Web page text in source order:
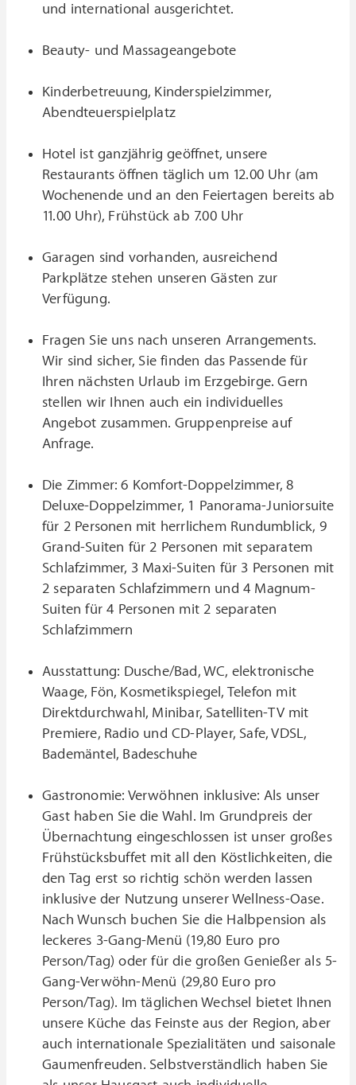
und international ausgerichtet.
Beauty- und Massageangebote
Kinderbetreuung, Kinderspielzimmer,
Abendteuerspielplatz
Hotel ist ganzjährig geöffnet, unsere
Restaurants öffnen täglich um 12.00 Uhr (am
Wochenende und an den Feiertagen bereits ab
11.00 Uhr), Frühstück ab 7.00 Uhr
Garagen sind vorhanden, ausreichend
Parkplätze stehen unseren Gästen zur
Verfügung.
Fragen Sie uns nach unseren Arrangements.
Wir sind sicher, Sie finden das Passende für
Ihren nächsten Urlaub im Erzgebirge. Gern
stellen wir Ihnen auch ein individuelles
Angebot zusammen. Gruppenpreise auf
Anfrage.
Die Zimmer: 6 Komfort-Doppelzimmer, 8
Deluxe-Doppelzimmer, 1 Panorama-Juniorsuite
für 2 Personen mit herrlichem Rundumblick, 9
Grand-Suiten für 2 Personen mit separatem
Schlafzimmer, 3 Maxi-Suiten für 3 Personen mit
2 separaten Schlafzimmern und 4 Magnum-
Suiten für 4 Personen mit 2 separaten
Schlafzimmern
Ausstattung: Dusche/Bad, WC, elektronische
Waage, Fön, Kosmetikspiegel, Telefon mit
Direktdurchwahl, Minibar, Satelliten-TV mit
Premiere, Radio und CD-Player, Safe, VDSL,
Bademäntel, Badeschuhe
Gastronomie: Verwöhnen inklusive: Als unser
Gast haben Sie die Wahl. Im Grundpreis der
Übernachtung eingeschlossen ist unser großes
Frühstücksbuffet mit all den Köstlichkeiten, die
den Tag erst so richtig schön werden lassen
inklusive der Nutzung unserer Wellness-Oase.
Nach Wunsch buchen Sie die Halbpension als
leckeres 3-Gang-Menü (19,80 Euro pro
Person/Tag) oder für die großen Genießer als 5-
Gang-Verwöhn-Menü (29,80 Euro pro
Person/Tag). Im täglichen Wechsel bietet Ihnen
unsere Küche das Feinste aus der Region, aber
auch internationale Spezialitäten und saisonale
Gaumenfreuden. Selbstverständlich haben Sie